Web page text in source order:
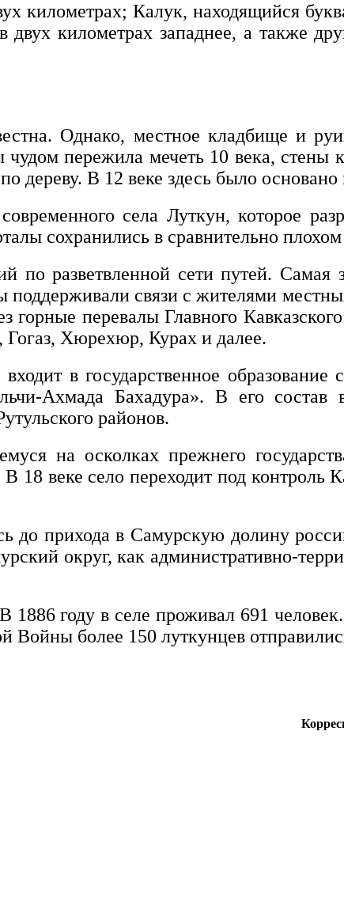
километрах; Калук, находящийся
километрах западнее, а также
Однако, местное кладбище и
пережила мечеть 10 века, стены
дереву. В 12 веке здесь было основано
села Луткун, которое
сохранились в сравнительно
разветвленной сети путей. Самая
связи с жителями
перевалы Главного
Гогаз, Хюрехюр, Курах и далее.
в государственное образование
Ахмада Бахадура». В его состав
районов.
на осколках прежнего
веке село переходит под контроль
до прихода в Самурскую долину
округ, как административно-
году в селе проживал 691
Войны более 150 луткунцев